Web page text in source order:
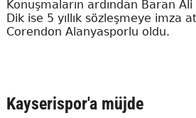
Konuşmaların ardından Baran Ali
Dik ise 5 yıllık sözleşmeye imza
Corendon Alanyasporlu oldu.
Kayserispor'a müjde